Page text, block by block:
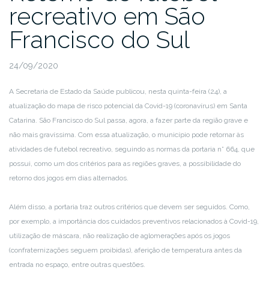
recreativo em São
Francisco do Sul
24/09/2020
A Secretaria de Estado da Saúde publicou, nesta quinta-feira (24), a
atualização do mapa de risco potencial da Covid-19 (coronavírus) em Santa
Catarina. São Francisco do Sul passa, agora, a fazer parte da região grave e
não mais gravíssima. Com essa atualização, o município pode retornar às
atividades de futebol recreativo, seguindo as normas da portaria n° 664, que
possui, como um dos critérios para as regiões graves, a possibilidade do
retorno dos jogos em dias alternados.
Além disso, a portaria traz outros critérios que devem ser seguidos. Como,
por exemplo, a importância dos cuidados preventivos relacionados à Covid-19,
utilização de máscara, não realização de aglomerações após os jogos
(confraternizações seguem proibidas), aferição de temperatura antes da
entrada no espaço, entre outras questões.